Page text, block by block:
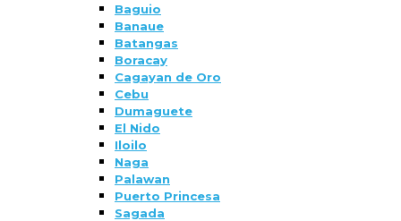
Baguio
Banaue
Batangas
Boracay
Cagayan de Oro
Cebu
Dumaguete
El Nido
Iloilo
Naga
Palawan
Puerto Princesa
Sagada